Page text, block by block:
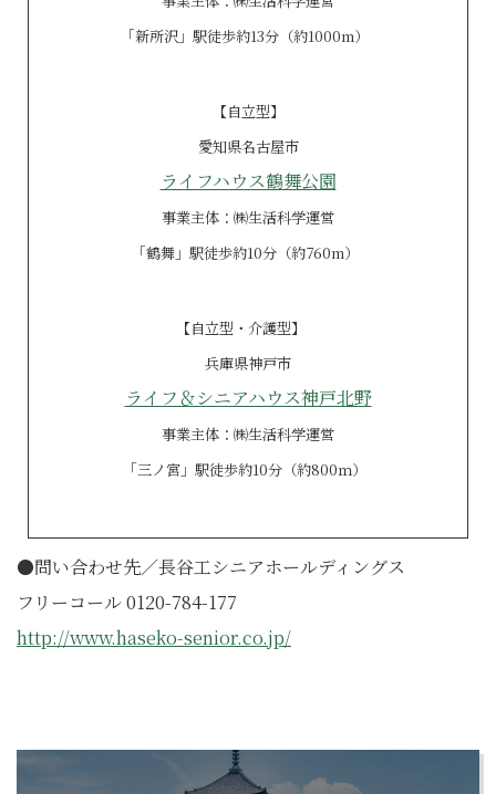
｢新所沢」駅徒歩約13分（約1000m）
【自立型】
愛知県名古屋市
ライフハウス鶴舞公園
事業主体：㈱生活科学運営
｢鶴舞」駅徒歩約10分（約760m）
【自立型・ 介護型】
兵庫県神戸市
ライフ＆シニアハウス神戸北野
事業主体：㈱生活科学運営
｢三ノ宮」駅徒歩約10分（約800ｍ）
●問い合わせ先／長谷工シニアホールディングス
フリーコール 0120-784-177
http://www.haseko-senior.co.jp/